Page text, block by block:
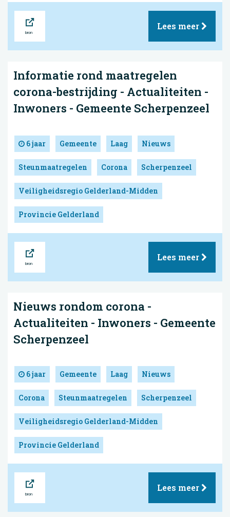
Lees meer
Informatie rond maatregelen
corona-bestrijding - Actualiteiten -
Inwoners - Gemeente Scherpenzeel
6 jaar Gemeente Laag Nieuws
Steunmaatregelen Corona Scherpenzeel
Veiligheidsregio Gelderland-Midden
Provincie Gelderland
Lees meer
Nieuws rondom corona -
Actualiteiten - Inwoners - Gemeente
Scherpenzeel
6 jaar Gemeente Laag Nieuws
Corona Steunmaatregelen Scherpenzeel
Veiligheidsregio Gelderland-Midden
Provincie Gelderland
Lees meer